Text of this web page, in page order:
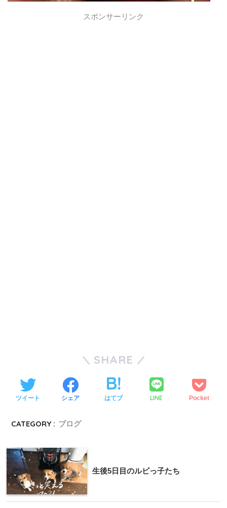
スポンサーリンク
SHARE
ツイート シェア はてブ LINE Pocket
CATEGORY : ブログ
生後5日目のルビっ子たち